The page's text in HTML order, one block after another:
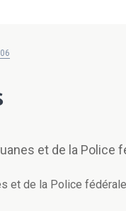
et de la Police
et de la Police